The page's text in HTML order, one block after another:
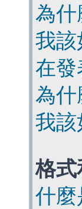
為什
我該
在發
為什
我該
格式
什麼